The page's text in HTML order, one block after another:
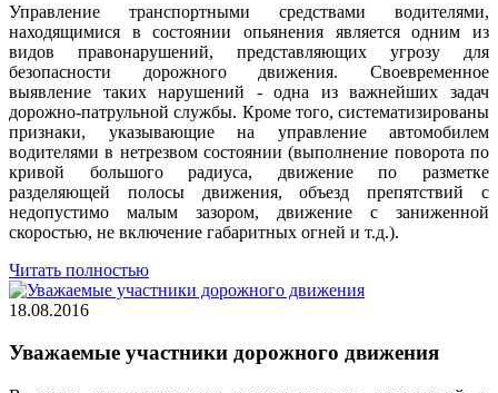
Управление транспортными средствами водителями,
находящимися в состоянии опьянения является одним из
видов правонарушений, представляющих угрозу для
безопасности дорожного движения. Своевременное
выявление таких нарушений - одна из важнейших задач
дорожно-патрульной службы. Кроме того, систематизированы
признаки, указывающие на управление автомобилем
водителями в нетрезвом состоянии (выполнение поворота по
кривой большого радиуса, движение по разметке
разделяющей полосы движения, объезд препятствий с
недопустимо малым зазором, движение с заниженной
скоростью, не включение габаритных огней и т.д.).
Читать полностью
18.08.2016
Уважаемые участники дорожного движения